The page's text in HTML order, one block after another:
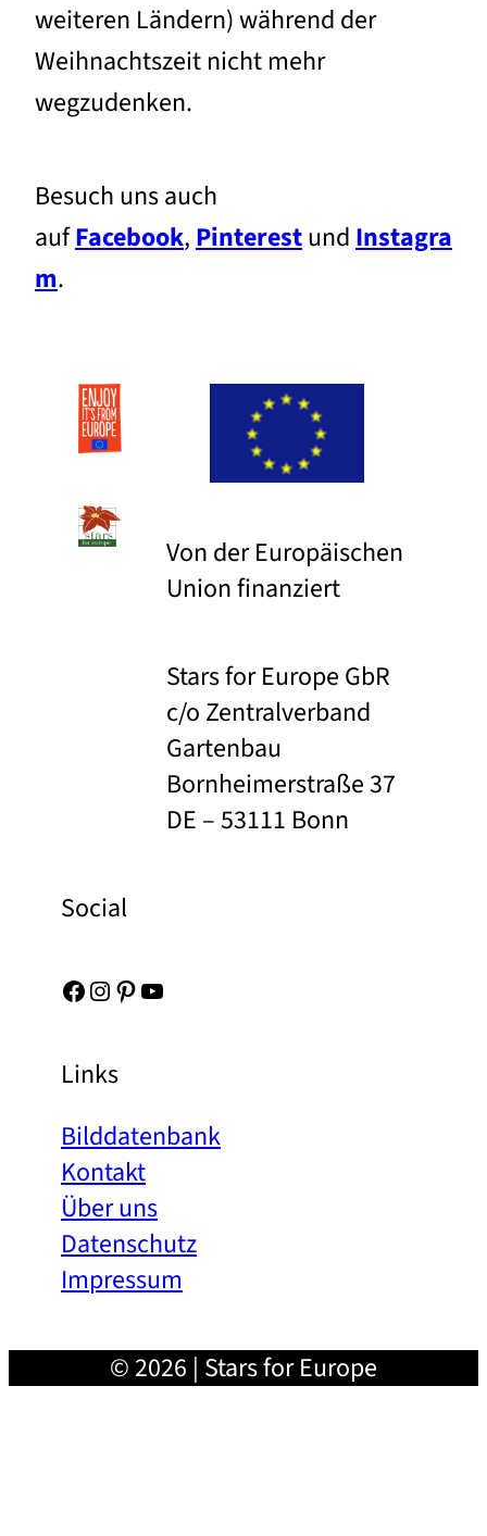
weiteren Ländern) während der
Weihnachtszeit nicht mehr
wegzudenken.
Besuch uns auch
aufFacebook,PinterestundInstagra
m.
Von der Europäischen
Union finanziert
Stars for Europe GbR
c/o Zentralverband
Gartenbau
Bornheimerstraße 37
DE – 53111 Bonn
Social
Facebook Instagram Pinterest YouTube
Links
Bilddatenbank
Kontakt
Über uns
Datenschutz
Impressum
© 2026 | Stars for Europe